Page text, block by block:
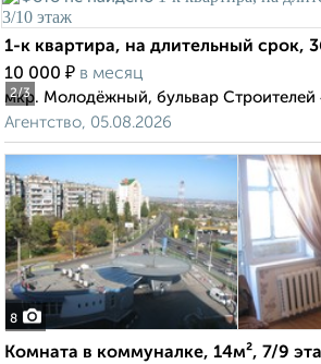
2/3
1-к квартира, на длительный срок,
10 000 ₽ в месяц
мкр. Молодёжный, бульвар Строителей
Агентство, 05.08.2026
8
Комната в коммуналке, 14м², 7/9